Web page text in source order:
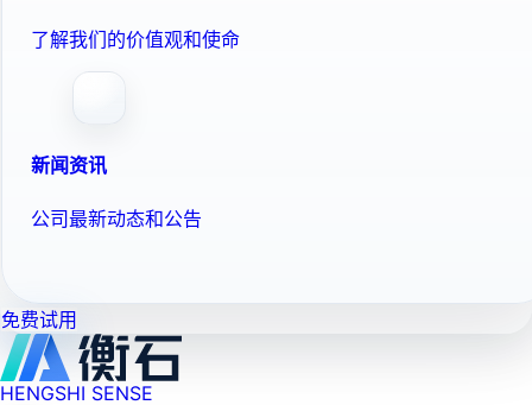
了解我们的价值观和使命
新闻资讯
公司最新动态和公告
免费试用
HENGSHI SENSE